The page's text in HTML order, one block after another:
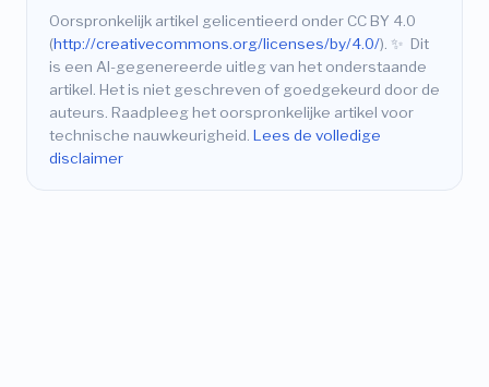
Oorspronkelijk artikel gelicentieerd onder CC BY 4.0
(http://creativecommons.org/licenses/by/4.0/). ✨ Dit
is een AI-gegenereerde uitleg van het onderstaande
artikel. Het is niet geschreven of goedgekeurd door de
auteurs. Raadpleeg het oorspronkelijke artikel voor
technische nauwkeurigheid. Lees de volledige
disclaimer